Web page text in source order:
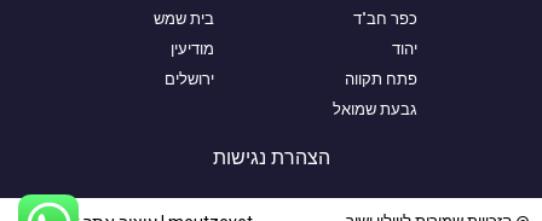
כפר חב"ד
יהוד
פתח תקווה
גבעת שמואל
בית שמש
מודיעין
ירושלים
הצהרת נגישות